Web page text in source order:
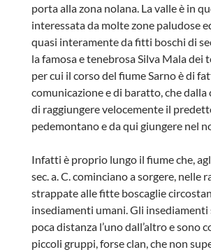
porta alla zona nolana. La valle è in
interessata da molte zone paludose
quasi interamente da fitti boschi di
la famosa e tenebrosa Silva Mala dei
per cui il corso del fiume Sarno è di
comunicazione e di baratto, che
di raggiungere velocemente il
pedemontano e da qui giungere nel
Infatti è proprio lungo il fiume che,
sec. a. C. cominciano a sorgere, nelle
strappate alle fitte boscaglie
insediamenti umani. Gli insediamenti
poca distanza l’uno dall’altro e sono
piccoli gruppi, forse clan, che non